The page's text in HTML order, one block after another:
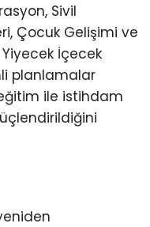
Sivil
Çocuk Gelişimi ve
İçecek
planlamalar
eğitim ile istihdam